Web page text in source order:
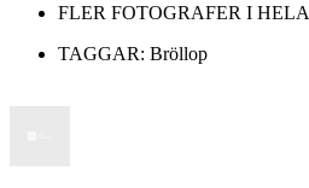
FLER FOTOGRAFER I HELA
TAGGAR: Bröllop